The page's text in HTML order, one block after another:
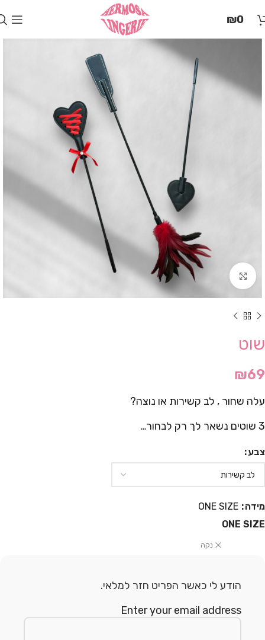
זֶה
לְהַנְגָּשָׁת
אָתָרִים".
₪0
Click to enlarge
שוט
₪69
עלה שחור , לב קשירות או נוצה?
3 שוטים נשאר לך רק לבחור…
צבע
מידה
ONE SIZE
ONE SIZE
נקה
הודע לי כאשר הפריט חזר למלאי.
Enter your email address